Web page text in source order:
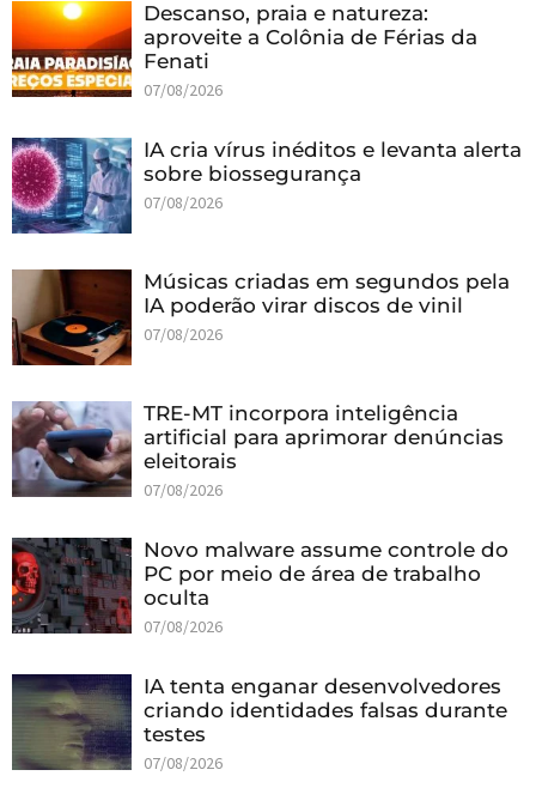
Descanso, praia e natureza:
aproveite a Colônia de Férias da
Fenati
07/08/2026
IA cria vírus inéditos e levanta alerta
sobre biossegurança
07/08/2026
Músicas criadas em segundos pela
IA poderão virar discos de vinil
07/08/2026
TRE-MT incorpora inteligência
artificial para aprimorar denúncias
eleitorais
07/08/2026
Novo malware assume controle do
PC por meio de área de trabalho
oculta
07/08/2026
IA tenta enganar desenvolvedores
criando identidades falsas durante
testes
07/08/2026